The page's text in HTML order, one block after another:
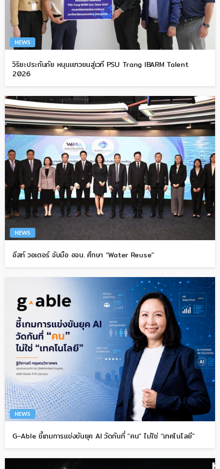
NEWS
วิริยะประกันภัย หนุนเยาวชนสู่เวที PSU Trang IBARM Talent
2026
NEWS
อีสท์ วอเตอร์ จับมือ อจน. ศึกษา “Water Reuse”
NEWS
G-Able ชี้เกมการแข่งขันยุค AI วัดกันที่ “คน” ไม่ใช่ “เทคโนโลยี”